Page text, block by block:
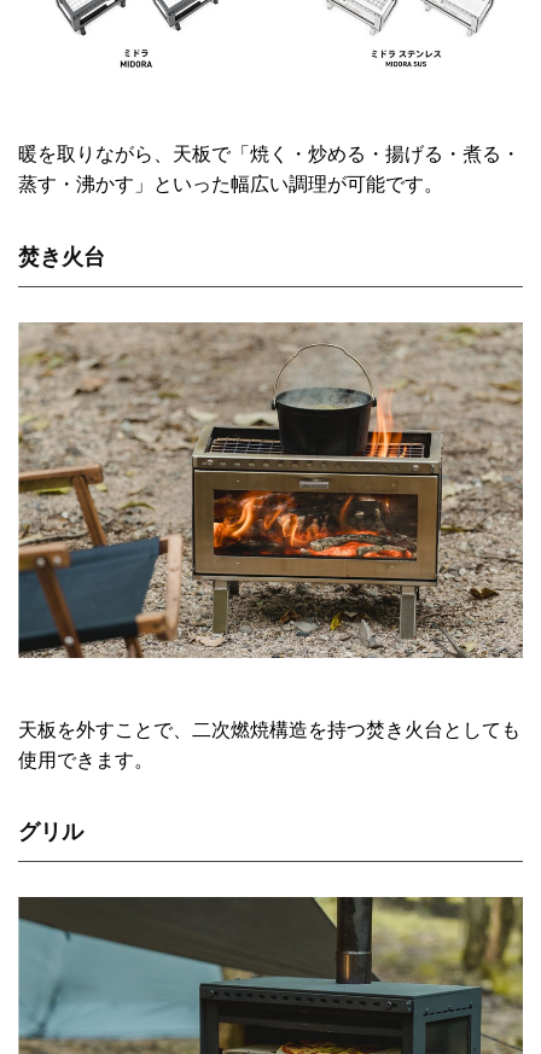
暖を取りながら、天板で「焼く・炒める・揚げる・煮る・
蒸す・沸かす」といった幅広い調理が可能です。
焚き火台
天板を外すことで、二次燃焼構造を持つ焚き火台としても
使用できます。
グリル